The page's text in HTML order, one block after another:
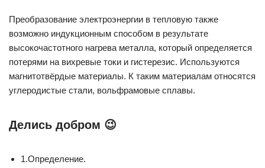
Преобразование электроэнергии в тепловую также
возможно индукционным способом в результате
высокочастотного нагрева металла, который определяется
потерями на вихревые токи и гистерезис. Используются
магнитотвёрдые материалы. К таким материалам относятся
углеродистые стали, вольфрамовые сплавы.
Делись добром 😉
1.Определение.